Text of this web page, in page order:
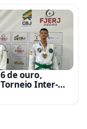
de ouro,
Inter-